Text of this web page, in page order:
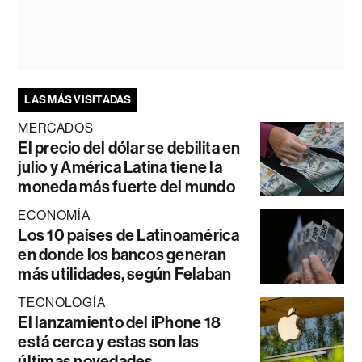
LAS MÁS VISITADAS
MERCADOS
El precio del dólar se debilita en
julio y América Latina tiene la
moneda más fuerte del mundo
ECONOMÍA
Los 10 países de Latinoamérica
en donde los bancos generan
más utilidades, según Felaban
TECNOLOGÍA
El lanzamiento del iPhone 18
está cerca y estas son las